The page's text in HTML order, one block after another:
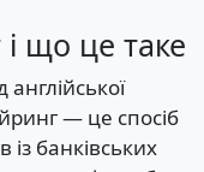
що це таке
— це спосіб
із банківських